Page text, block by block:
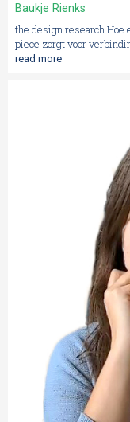
Baukje Rienks
the design research Hoe
piece zorgt voor
read more